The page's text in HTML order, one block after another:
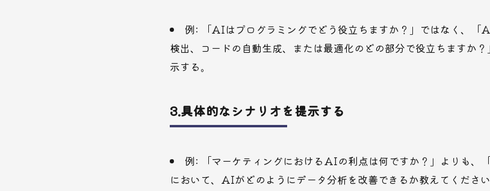
例: 「AIはプログラミングでどう役立ちますか？」ではなく、「
検出、コードの自動生成、または最適化のどの部分で役立ちますか
示する。
3.具体的なシナリオを提示する
例: 「マーケティングにおけるAIの利点は何ですか？」よりも、
において、AIがどのようにデータ分析を改善できるか教えてくださ